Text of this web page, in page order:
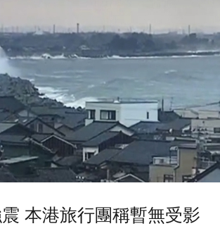
本港旅行團稱暫無受影